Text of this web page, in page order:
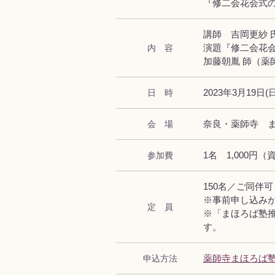
『修二会花会式
内 容
講師 吉岡更紗
演題『修二会花
加藤朝胤 師（薬
日 時 2023年3月19日(
会 場 奈良・薬師寺
参加費 1名 1,000円（
定 員
150名／ご同伴
※事前申し込み
※「まほろば塾
す。
申込方法 薬師寺まほろば